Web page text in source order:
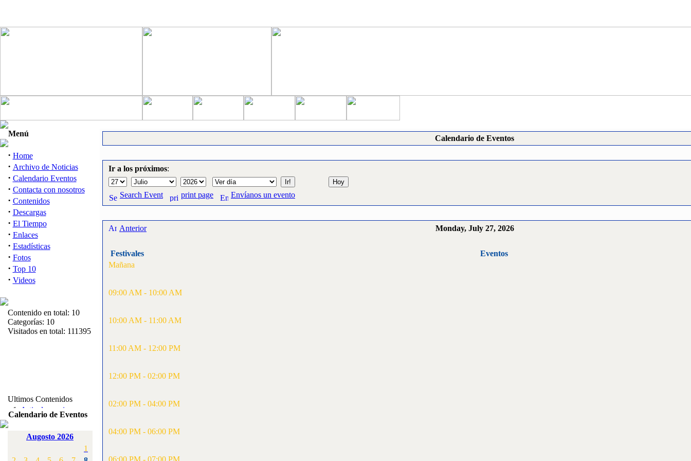
Menú
· Home
· Archivo de Noticias
· Calendario Eventos
· Contacta con nosotros
· Contenidos
· Descargas
· El Tiempo
· Enlaces
· Estadísticas
· Fotos
· Top 10
· Videos
Contenido en total: 10
Categorías: 10
Visitados en total: 111395
Ultimos Contenidos
1:
Articulos varios
[Visitas: 5713]
Campeonato de
[Visitas: 4136]
Calendario de Eventos
Augosto 2026
1
Calendario de Eventos
Ir a los próximos:
Search Event print page Envíanos un evento
Anterior Monday, July 27, 2026
Festivales
Mañana
09:00 AM - 10:00 AM
10:00 AM - 11:00 AM
11:00 AM - 12:00 PM
12:00 PM - 02:00 PM
02:00 PM - 04:00 PM
04:00 PM - 06:00 PM
06:00 PM - 07:00 PM
Eventos